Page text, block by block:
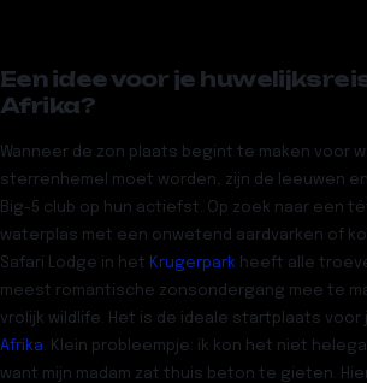
Een idee voor je
Afrika?
Wanneer de zon plaats begint te maken voor
sterrenhemel moet worden, zijn de leeuwen
Big-5 club op hun actiefst. Op zoek naar een
waterplas met een onwetend aardvarken of
Safari Lodge in het Krugerpark heeft alle
meest romantische zonsondergang mee te
vrolijk wildlife. Het is de ideale startplaats voor
Afrika. Klein probleempje: ik kon het niet
want mijn madam zat thuis beton te gieten.